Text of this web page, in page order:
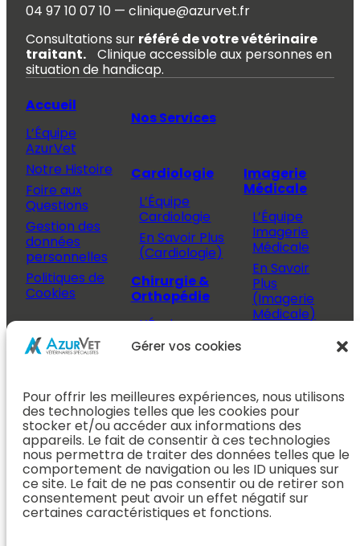
Gérer vos cookies
Pour offrir les meilleures expériences, nous utilisons
des technologies telles que les cookies pour
stocker et/ou accéder aux informations des
appareils. Le fait de consentir à ces technologies
nous permettra de traiter des données telles que le
comportement de navigation ou les ID uniques sur
ce site. Le fait de ne pas consentir ou de retirer son
consentement peut avoir un effet négatif sur
certaines caractéristiques et fonctions.
04 97 10 07 10 — clinique@azurvet.fr
Consultations sur référé de votre vétérinaire
traitant. Clinique accessible aux personnes en
situation de handicap.
Accueil
L’Équipe
AzurVet
Notre Histoire
Foire aux
Questions
Gestion des
données
personnelles
Politiques de
Cookies
Propriétaire
Prendre
rendez-vous
Après mon
rendez-vous
Espace
Vétérinaire
Nos Services
Cardiologie
L’Équipe
Cardiologie
En Savoir Plus
(Cardiologie)
Chirurgie &
Orthopédie
L’Équipe
Chirurgie &
Orthopédie
(Chirurgie &
Orthopédie)
Dentisterie &
ORL
L’Équipe
Dentisterie &
ORL
Imagerie
Médicale
L’Équipe
Imagerie
Médicale
En Savoir
Plus
(Imagerie
Médicale)
Médecine
Interne
En Savoir
Plus
(Médecine
Interne)
Neurologie